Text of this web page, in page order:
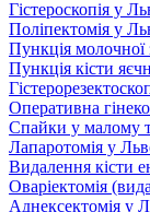
Гістероскопія у
Поліпектомія у
Пункція молочної
Пункція кісти
Оперативна
Спайки у малому
Лапаротомія у
Видалення кісти
Оваріектомія
Аднексектомія у